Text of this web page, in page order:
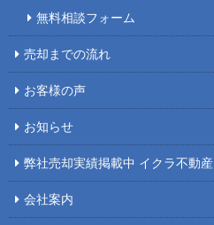
無料相談フォーム
売却までの流れ
お客様の声
お知らせ
弊社売却実績掲載中 イクラ不動産
会社案内